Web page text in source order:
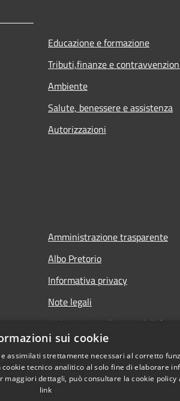
Educazione e formazione
Tributi,finanze e
Ambiente
Salute, benessere e assistenza
Autorizzazioni
Amministrazione trasparente
Albo Pretorio
Informativa privacy
Note legali
Dichiarazione di accessibilità
Obiettivi di accessibilità 2025
Meccanismo di feedback
sui cookie
assimilati strettamente necessari al corretto
tecnico analitico al solo fine di elaborare
maggiori dettagli, può consultare la cookie policy
link